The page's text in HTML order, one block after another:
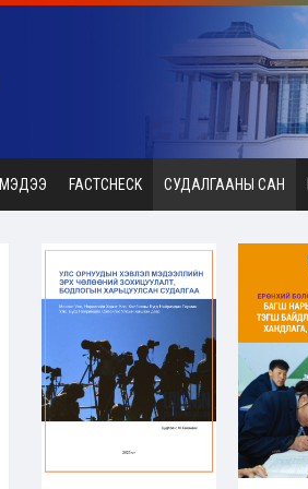
МЭДЭЭ FACTCHECK СУДАЛГААНЫ САН